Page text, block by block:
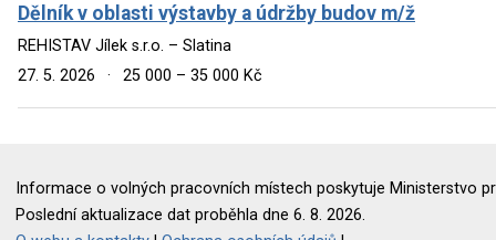
Dělník v oblasti výstavby a údržby budov m/ž
REHISTAV Jílek s.r.o. – Slatina
27. 5. 2026
· 25 000 – 35 000 Kč
Informace o volných pracovních místech poskytuje Ministerstvo
Poslední aktualizace dat proběhla dne 6. 8. 2026.